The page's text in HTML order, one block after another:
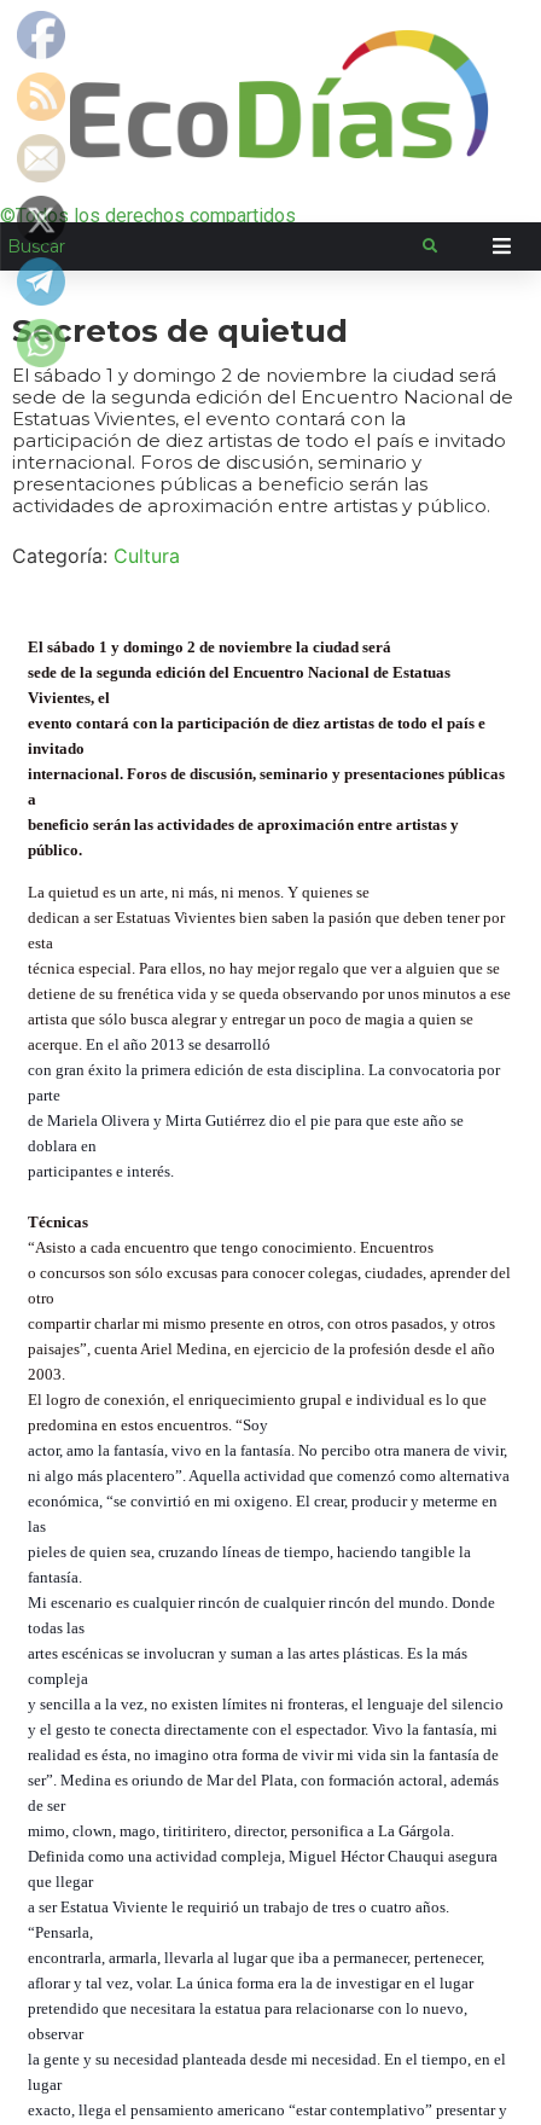
©Todos los derechos compartidos
Secretos de quietud
El sábado 1 y domingo 2 de noviembre la ciudad será
sede de la segunda edición del Encuentro Nacional de
Estatuas Vivientes, el evento contará con la
participación de diez artistas de todo el país e invitado
internacional. Foros de discusión, seminario y
presentaciones públicas a beneficio serán las
actividades de aproximación entre artistas y público.
Categoría: Cultura
El sábado 1 y domingo 2 de noviembre la ciudad será
sede de la segunda edición del Encuentro Nacional de Estatuas
Vivientes, el
evento contará con la participación de diez artistas de todo el país e
invitado
internacional. Foros de discusión, seminario y presentaciones públicas
a
beneficio serán las actividades de aproximación entre artistas y
público.
La quietud es un arte, ni más, ni menos. Y quienes se
dedican a ser Estatuas Vivientes bien saben la pasión que deben tener por
esta
técnica especial. Para ellos, no hay mejor regalo que ver a alguien que se
detiene de su frenética vida y se queda observando por unos minutos a ese
artista que sólo busca alegrar y entregar un poco de magia a quien se
acerque. En el año 2013 se desarrolló
con gran éxito la primera edición de esta disciplina. La convocatoria por
parte
de Mariela Olivera y Mirta Gutiérrez dio el pie para que este año se
doblara en
participantes e interés.
Técnicas
“Asisto a cada encuentro que tengo conocimiento. Encuentros
o concursos son sólo excusas para conocer colegas, ciudades, aprender del
otro
compartir charlar mi mismo presente en otros, con otros pasados, y otros
paisajes”, cuenta Ariel Medina, en ejercicio de la profesión desde el año
2003.
El logro de conexión, el enriquecimiento grupal e individual es lo que
predomina en estos encuentros. “Soy
actor, amo la fantasía, vivo en la fantasía. No percibo otra manera de vivir,
ni algo más placentero”. Aquella actividad que comenzó como alternativa
económica, “se convirtió en mi oxigeno. El crear, producir y meterme en
las
pieles de quien sea, cruzando líneas de tiempo, haciendo tangible la
fantasía.
Mi escenario es cualquier rincón de cualquier rincón del mundo. Donde
todas las
artes escénicas se involucran y suman a las artes plásticas. Es la más
compleja
y sencilla a la vez, no existen límites ni fronteras, el lenguaje del silencio
y el gesto te conecta directamente con el espectador. Vivo la fantasía, mi
realidad es ésta, no imagino otra forma de vivir mi vida sin la fantasía de
ser”. Medina es oriundo de Mar del Plata, con formación actoral, además
de ser
mimo, clown, mago, tiritiritero, director, personifica a La Gárgola.
Definida como una actividad compleja, Miguel Héctor Chauqui asegura
que llegar
a ser Estatua Viviente le requirió un trabajo de tres o cuatro años.
“Pensarla,
encontrarla, armarla, llevarla al lugar que iba a permanecer, pertenecer,
aflorar y tal vez, volar. La única forma era la de investigar en el lugar
pretendido que necesitara la estatua para relacionarse con lo nuevo,
observar
la gente y su necesidad planteada desde mi necesidad. En el tiempo, en el
lugar
exacto, llega el pensamiento americano “estar contemplativo” presentar y